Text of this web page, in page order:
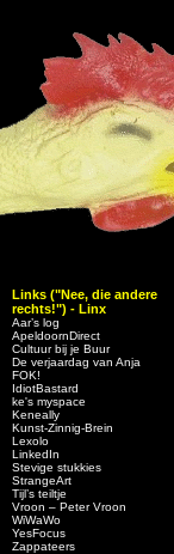
Links ("Nee, die andere
rechts!") - Linx
Aar’s log
ApeldoornDirect
Cultuur bij je Buur
De verjaardag van Anja
FOK!
IdiotBastard
ke's myspace
Keneally
Kunst-Zinnig-Brein
Lexolo
LinkedIn
Stevige stukkies
StrangeArt
Tijl’s teiltje
Vroon – Peter Vroon
WiWaWo
YesFocus
Zappateers